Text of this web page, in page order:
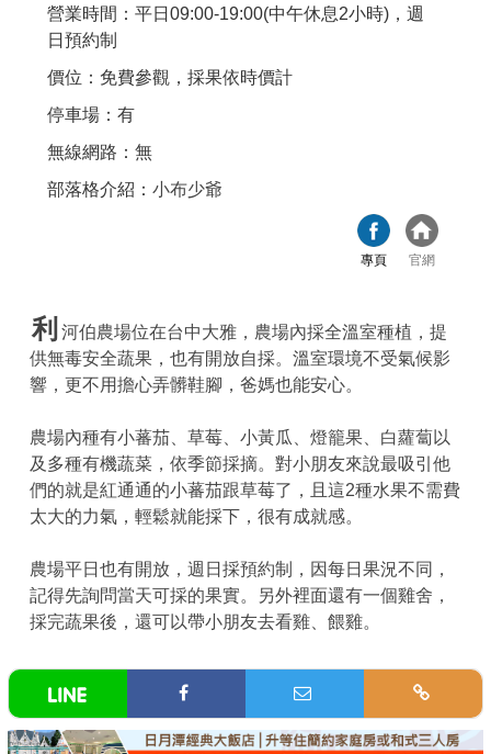
營業時間：平日09:00-19:00(中午休息2小時)，週
日預約制
價位：免費參觀，採果依時價計
停車場：有
無線網路：無
部落格介紹： 小布少爺
專頁 官網
利 河伯農場位在台中大雅，農場內採全溫室種植，提
供無毒安全蔬果，也有開放自採。溫室環境不受氣候影
響，更不用擔心弄髒鞋腳，爸媽也能安心。
農場內種有小蕃茄、草莓、小黃瓜、燈籠果、白蘿蔔以
及多種有機蔬菜，依季節採摘。對小朋友來說最吸引他
們的就是紅通通的小蕃茄跟草莓了，且這2種水果不需費
太大的力氣，輕鬆就能採下，很有成就感。
農場平日也有開放，週日採預約制，因每日果況不同，
記得先詢問當天可採的果實。另外裡面還有一個雞舍，
採完蔬果後，還可以帶小朋友去看雞、餵雞。